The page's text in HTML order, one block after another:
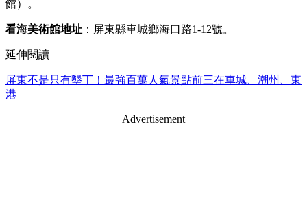
館）。
看海美術館地址 ：屏東縣車城鄉海口路1-12號。
延伸閱讀
屏東不是只有墾丁！最強百萬人氣景點前三在車城、潮州、東
港
Advertisement